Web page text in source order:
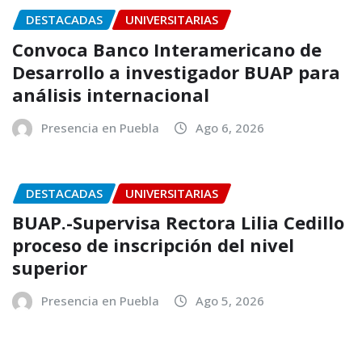
DESTACADAS UNIVERSITARIAS
Convoca Banco Interamericano de
Desarrollo a investigador BUAP para
análisis internacional
Presencia en Puebla Ago 6, 2026
DESTACADAS UNIVERSITARIAS
BUAP.-Supervisa Rectora Lilia Cedillo
proceso de inscripción del nivel
superior
Presencia en Puebla Ago 5, 2026